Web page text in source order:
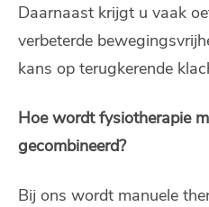
Daarnaast krijgt u vaak
verbeterde
kans op terugkerende
Hoe wordt fysiotherapie
gecombineerd?
Bij ons wordt manuele